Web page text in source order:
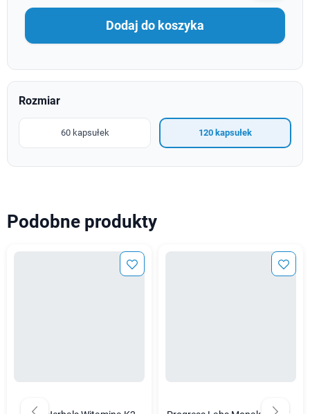
Dodaj do koszyka
Rozmiar
60 kapsułek 120 kapsułek
Podobne produkty